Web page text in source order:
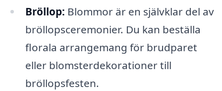
Bröllop: Blommor är en självklar del av
bröllopsceremonier. Du kan beställa
florala arrangemang för brudparet
eller blomsterdekorationer till
bröllopsfesten.